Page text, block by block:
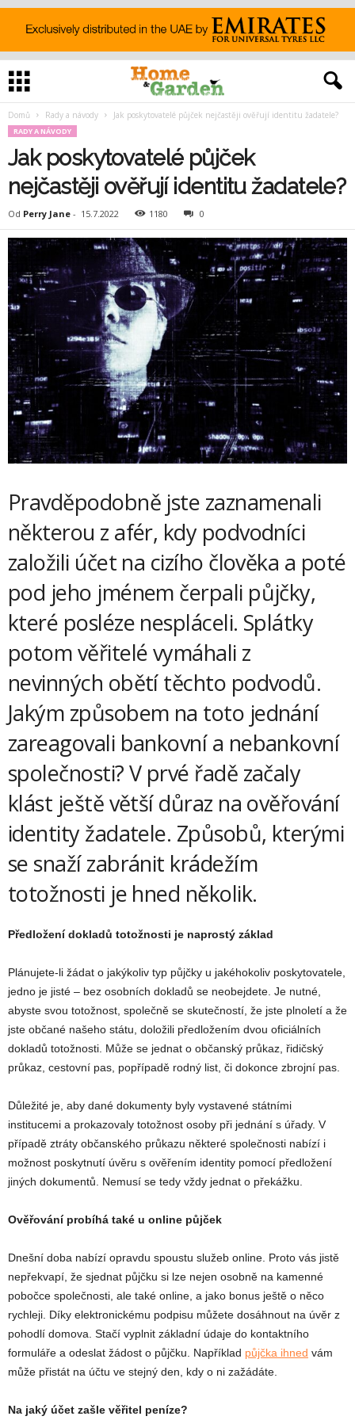
Domů Rady a návody Jak poskytovatelé půjček nejčastěji ověřují identitu žadatele?
RADY A NÁVODY
Jak poskytovatelé půjček
nejčastěji ověřují identitu žadatele?
Od Perry Jane - 15.7.2022 1180 0
Pravděpodobně jste zaznamenali
některou z afér, kdy podvodníci
založili účet na cizího člověka a poté
pod jeho jménem čerpali půjčky,
které posléze nespláceli. Splátky
potom věřitelé vymáhali z
nevinných obětí těchto podvodů.
Jakým způsobem na toto jednání
zareagovali bankovní a nebankovní
společnosti? V prvé řadě začaly
klást ještě větší důraz na ověřování
identity žadatele. Způsobů, kterými
se snaží zabránit krádežím
totožnosti je hned několik.
Předložení dokladů totožnosti je naprostý základ
Plánujete-li žádat o jakýkoliv typ půjčky u jakéhokoliv poskytovatele,
jedno je jisté – bez osobních dokladů se neobejdete. Je nutné,
abyste svou totožnost, společně se skutečností, že jste plnoletí a že
jste občané našeho státu, doložili předložením dvou oficiálních
dokladů totožnosti. Může se jednat o občanský průkaz, řidičský
průkaz, cestovní pas, popřípadě rodný list, či dokonce zbrojní pas.
Důležité je, aby dané dokumenty byly vystavené státními
institucemi a prokazovaly totožnost osoby při jednání s úřady. V
případě ztráty občanského průkazu některé společnosti nabízí i
možnost poskytnutí úvěru s ověřením identity pomocí předložení
jiných dokumentů. Nemusí se tedy vždy jednat o překážku.
Ověřování probíhá také u online půjček
Dnešní doba nabízí opravdu spoustu služeb online. Proto vás jistě
nepřekvapí, že sjednat půjčku si lze nejen osobně na kamenné
pobočce společnosti, ale také online, a jako bonus ještě o něco
rychleji. Díky elektronickému podpisu můžete dosáhnout na úvěr z
pohodlí domova. Stačí vyplnit základní údaje do kontaktního
formuláře a odeslat žádost o půjčku. Například půjčka ihned vám
může přistát na účtu ve stejný den, kdy o ni zažádáte.
Na jaký účet zašle věřitel peníze?